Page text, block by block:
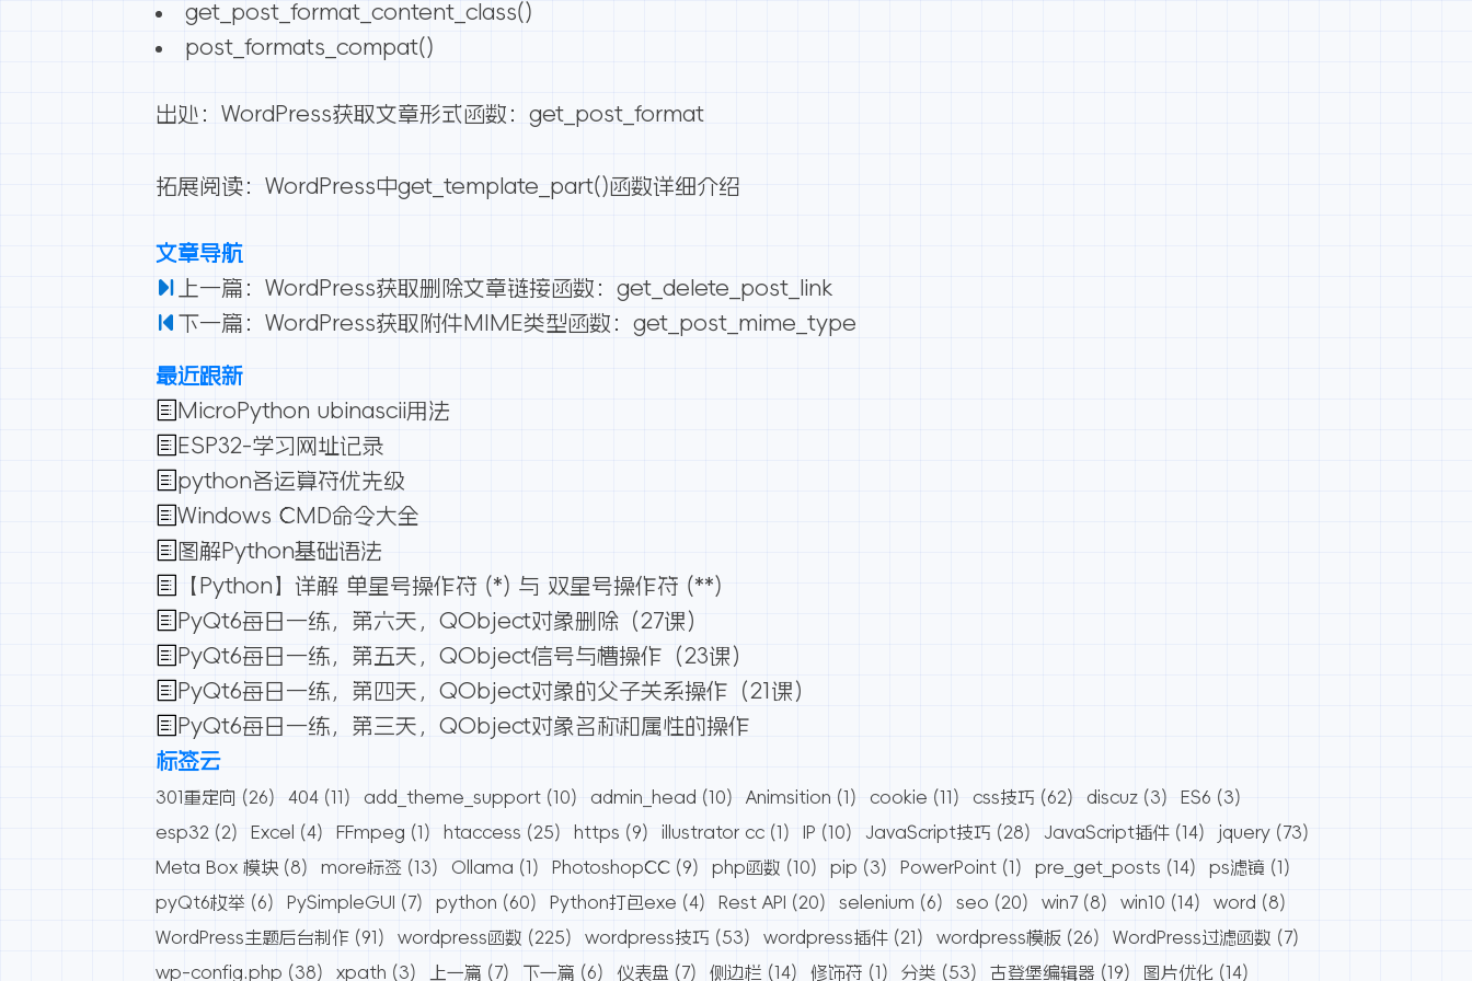
get_post_format_content_class()
post_formats_compat()
出处：WordPress获取文章形式函数：get_post_format
拓展阅读：WordPress中get_template_part()函数详细介绍
文章导航
上一篇：WordPress获取删除文章链接函数：get_delete_post_link
下一篇：WordPress获取附件MIME类型函数：get_post_mime_type
最近跟新
MicroPython ubinascii用法
ESP32-学习网址记录
python各运算符优先级
Windows CMD命令大全
图解Python基础语法
【Python】详解 单星号操作符 (*) 与 双星号操作符 (**)
PyQt6每日一练，第六天，QObject对象删除（27课）
PyQt6每日一练，第五天，QObject信号与槽操作（23课）
PyQt6每日一练，第四天，QObject对象的父子关系操作（21课）
PyQt6每日一练，第三天，QObject对象名称和属性的操作
标签云
301重定向 (26) 404 (11) add_theme_support (10) admin_head (10) Animsition (1) cookie (11) css技巧 (62) discuz (3) ES6 (3)
esp32 (2) Excel (4) FFmpeg (1) htaccess (25) https (9) illustrator cc (1) IP (10) JavaScript技巧 (28) JavaScript插件 (14) jquery (73)
Meta Box 模块 (8) more标签 (13) Ollama (1) PhotoshopCC (9) php函数 (10) pip (3) PowerPoint (1) pre_get_posts (14) ps滤镜 (1)
pyQt6枚举 (6) PySimpleGUI (7) python (60) Python打包exe (4) Rest API (20) selenium (6) seo (20) win7 (8) win10 (14) word (8)
WordPress主题后台制作 (91) wordpress函数 (225) wordpress技巧 (53) wordpress插件 (21) wordpress模板 (26) WordPress过滤函数 (7)
wp-config.php (38) xpath (3) 上一篇 (7) 下一篇 (6) 仪表盘 (7) 侧边栏 (14) 修饰符 (1) 分类 (53) 古登堡编辑器 (19) 图片优化 (14)